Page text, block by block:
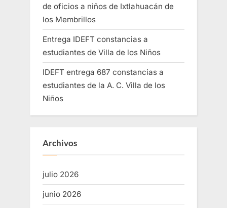
de oficios a niños de Ixtlahuacán de
los Membrillos
Entrega IDEFT constancias a
estudiantes de Villa de los Niños
IDEFT entrega 687 constancias a
estudiantes de la A. C. Villa de los
Niños
Archivos
julio 2026
junio 2026